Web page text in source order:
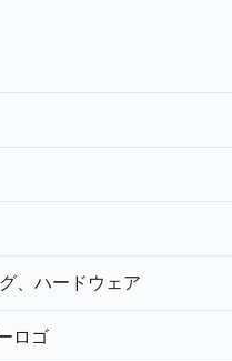
、ハードウェア
ロゴ